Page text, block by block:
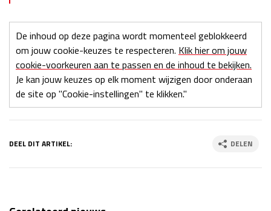
De inhoud op deze pagina wordt momenteel geblokkeerd
om jouw cookie-keuzes te respecteren. Klik hier om jouw
cookie-voorkeuren aan te passen en de inhoud te bekijken.
Je kan jouw keuzes op elk moment wijzigen door onderaan
de site op "Cookie-instellingen" te klikken."
DEEL DIT ARTIKEL: DELEN